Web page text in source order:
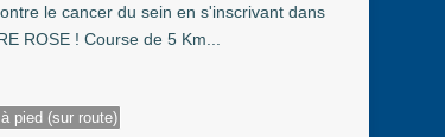
le cancer du sein en s'inscrivant dans
ROSE ! Course de 5 Km...
pied (sur route)